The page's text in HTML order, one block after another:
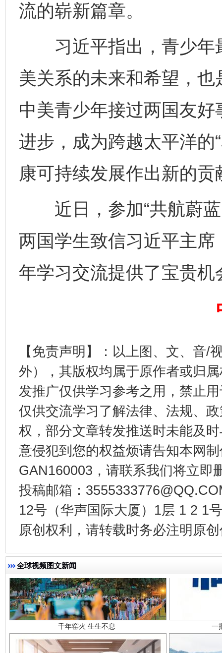
流的崭新篇章。
习近平指出，青少年
美关系的未来和希望，
中美青少年接过两国友
进步，成为跨越太平洋的
康可持续发展作出新的贡
近日，参加“共航蔚蓝
两国学生致信习近平主席
年学习交流提供了宝贵机
【免责声明】：以上图、文、音/
外），其版权均属于原作者或归
发推广仅供学习参考之用，禁止
仅供交流学习了解法律、法规、
权，部分文章转发推送时未能及
意侵犯到您的权益烦请告知本网
GAN160003，请联系我们将立即
投稿邮箱：
12号（华声国际大厦）1层 1 2 1
原创权利，请转载时务必注明原
全球视频图文新闻
一纸欠
东山县通报“牛蛙产品抗生素超标问题” 法
千年窑火 生生不息